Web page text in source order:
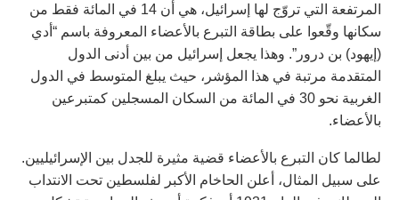
المرتفعة التي تروّج لها إسرائيل، هي أن 14 في المائة فقط من
سكانها وقّعوا على بطاقة التبرع بالأعضاء المعروفة باسم “أدي
(إيهود) بن درور”. وهذا يجعل إسرائيل من بين أدنى الدول
المتقدمة مرتبة في هذا المؤشر، حيث يبلغ المتوسط في الدول
الغربية نحو 30 في المائة من السكان المسجلين كمتبرعين
بالأعضاء.
لطالما كان التبرع بالأعضاء قضية مثيرة للجدل بين الإسرائيليين.
على سبيل المثال، أعلن الحاخام الأكبر لفلسطين تحت الانتداب